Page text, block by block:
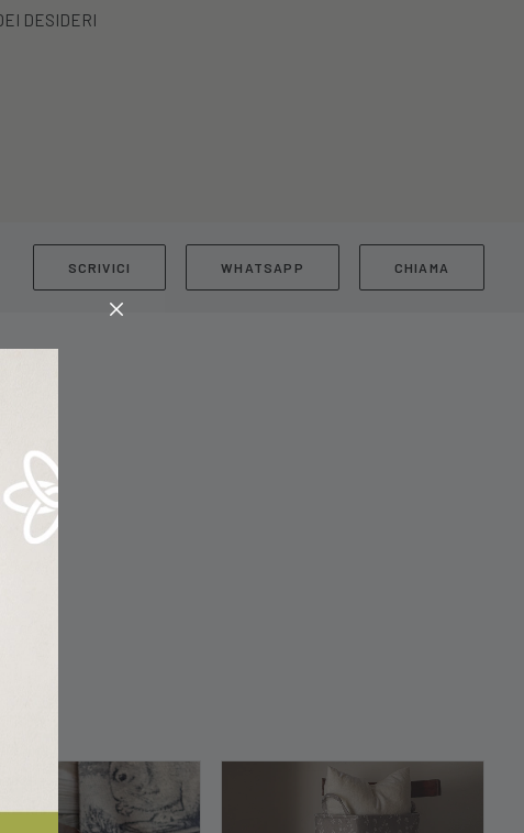
DESIDERI
SCRIVICI WHATSAPP CHIAMA